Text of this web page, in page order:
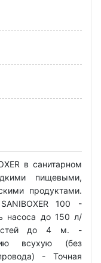
в санитарном
пищевыми,
продуктами.
100 -
насоса до 150 л/
до 4 м. -
всухую (без
- Точная